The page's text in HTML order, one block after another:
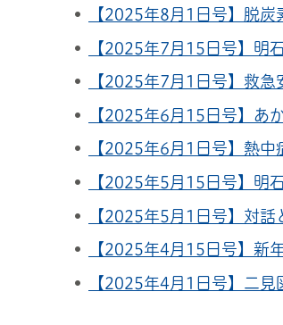
【2025年8月1日号】脱炭
【2025年7月15日号】明
【2025年7月1日号】救急
【2025年6月15日号】あ
【2025年6月1日号】熱中
【2025年5月15日号】明
【2025年5月1日号】対話
【2025年4月15日号】新
【2025年4月1日号】二見